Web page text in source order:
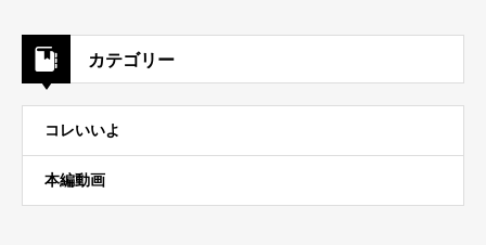
カテゴリー
コレいいよ
本編動画